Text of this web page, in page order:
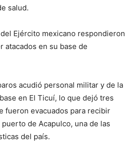
salud.
Ejército mexicano respondieron
atacados en su base de
acudió personal militar y de la
en El Ticuí, lo que dejó tres
fueron evacuados para recibir
de Acapulco, una de las
del país.